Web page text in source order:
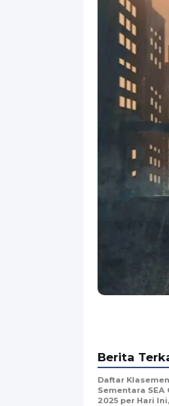
Berita
Daftar Klasemen
Sementara SEA
2025 per Hari